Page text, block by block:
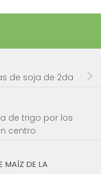
de soja de 2da
de trigo por los
centro
MAÍZ DE LA